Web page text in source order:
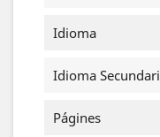
Idioma
Idioma Secundari
Págines